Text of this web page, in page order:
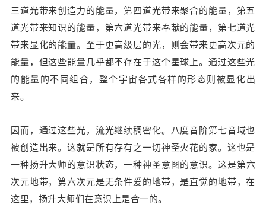
三道光带来创造力的能量，第四道光带来聚合的能量，第五
道光带来知识的能量，第六道光带来奉献的能量，第七道光
带来显化的能量。至于更高级层的光，则会带来更高次元的
能量，但这些能量几乎都不存在于这个星球上。通过这些光
的能量的不同组合，整个宇宙各式各样的形态则被显化出
来。
因而，通过这些光，流光继续稠密化。八度音阶第七音域也
被创造出来。这就是所有存有之一切神圣火花的家。这也是
一种扬升大师的意识状态，一种神圣意图的意识。这是第六
次元地带，第六次元是无条件爱的地带，是直觉的地带，在
这里， 扬升大师们在意识上是合一的。